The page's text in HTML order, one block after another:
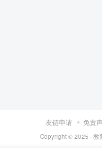
友链申请 免责
Copyright © 2025 · 教